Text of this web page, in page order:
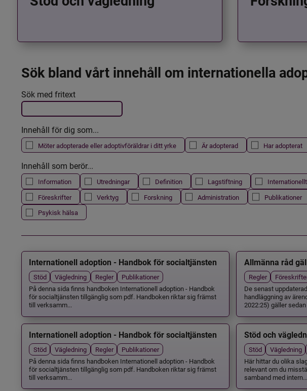
Sök bland vårt innehåll om internationella
Filtrera resultatet
Det här formuläret postas automatiskt
Sök med fritext
Innehåll för dig som...
Möter adopterade eller adoptivföräldrar i ditt yrke Är adopterad Har adopterat
Innehåll som berör...
Information Utredningar Definition Lagstiftning Internationellt
Föreskrifter
Verktyg Forskning Administration Publikationer
Psykisk hälsa
Internationell adoption - Handbok för socialtjänsten
Stöd Vägledning Regler
Publikationer
På denna sida finns handboken Internationell adoption - Handbok
för socialtjänsten tillgänglig som pdf. Handboken riktar sig främst
till verksamm...
Allmänna råd
Regler
De senast
handläggning av
2022:25) gäller sedan
Internationell adoption - Handbok för socialtjänsten
Stöd Vägledning Regler
Publikationer
På denna sida finns handboken Internationell adoption - Handbok
för socialtjänsten tillgänglig som pdf. Handboken riktar sig främst
till verksamm...
Stöd och
Stöd Vägledning
Här hittar du olika
relevant om du
samband med intern...